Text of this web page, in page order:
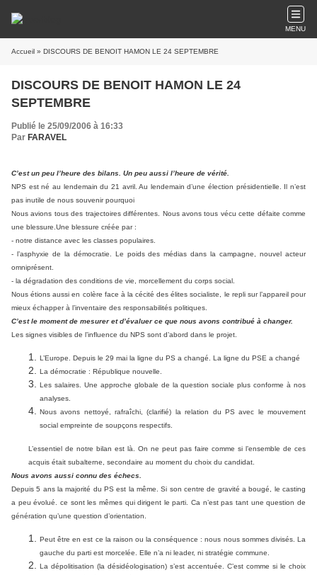
MENU
Accueil » DISCOURS DE BENOIT HAMON LE 24 SEPTEMBRE
DISCOURS DE BENOIT HAMON LE 24
SEPTEMBRE
Publié le 25/09/2006 à 16:33
Par FARAVEL
C’est un peu l’heure des bilans. Un peu aussi l’heure de vérité.
NPS est né au lendemain du 21 avril. Au lendemain d’une élection présidentielle. Il n’est
pas inutile de nous souvenir pourquoi
Nous avions tous des trajectoires différentes. Nous avons tous vécu cette défaite comme
une blessure.Une blessure créée par :
- notre distance avec les classes populaires.
- l’asphyxie de la démocratie. Le poids des médias dans la campagne, nouvel acteur
omniprésent.
- la dégradation des conditions de vie, morcellement du corps social.
Nous étions aussi en colère face à la cécité des élites socialiste, le repli sur l’appareil pour
mieux échapper à l’inventaire des responsabilités politiques.
C’est le moment de mesurer et d’évaluer ce que nous avons contribué à changer.
Les signes visibles de l’influence du NPS sont d’abord dans le projet.
L’Europe. Depuis le 29 mai la ligne du PS a changé. La ligne du PSE a changé
La démocratie : République nouvelle.
Les salaires. Une approche globale de la question sociale plus conforme à nos
analyses.
Nous avons nettoyé, rafraîchi, (clarifié) la relation du PS avec le mouvement
social empreinte de soupçons respectifs.
L’essentiel de notre bilan est là. On ne peut pas faire comme si l’ensemble de ces
acquis était subalterne, secondaire au moment du choix du candidat.
Nous avons aussi connu des échecs.
Depuis 5 ans la majorité du PS est la même. Si son centre de gravité a bougé, le casting
a peu évolué. ce sont les mêmes qui dirigent le parti. Ca n’est pas tant une question de
génération qu’une question d’orientation.
Peut être en est ce la raison ou la conséquence : nous nous sommes divisés. La
gauche du parti est morcelée. Elle n’a ni leader, ni stratégie commune.
La dépolitisation (la désidéologisation) s’est accentuée. C’est comme si le choix